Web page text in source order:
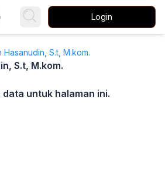
Login
Hasanudin, S.t, M.kom.
S.t, M.kom.
untuk halaman ini.